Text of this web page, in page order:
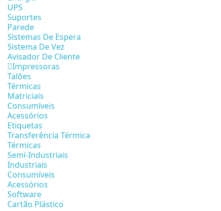
UPS
Suportes
Parede
Sistemas De Espera
Sistema De Vez
Avisador De Cliente
Impressoras
Talões
Térmicas
Matriciais
Consumíveis
Acessórios
Etiquetas
Transferência Térmica
Térmicas
Semi-Industriais
Industriais
Consumíveis
Acessórios
Software
Cartão Plástico